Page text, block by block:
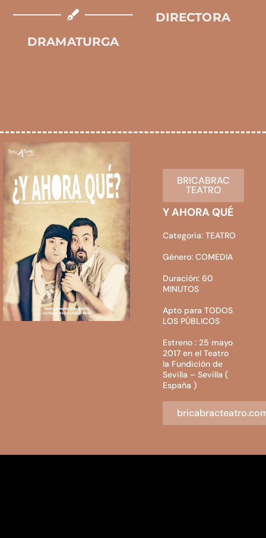
DRAMATURGA
DIRECTORA
BRICABRAC
TEATRO
Y AHORA QUÉ
Categoria: TEATRO
Género: COMEDIA
Duración: 60
MINUTOS
Apto para TODOS
LOS PÚBLICOS
Estreno : 25 mayo
2017 en el Teatro
la Fundición de
Sevilla – Sevilla (
España )